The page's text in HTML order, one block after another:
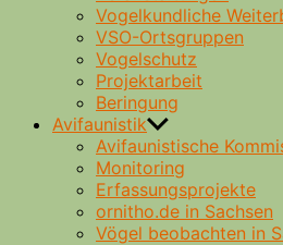
Vogelkundliche
VSO-Ortsgruppen
Vogelschutz
Projektarbeit
Beringung
Avifaunistik
Avifaunistische
Monitoring
Erfassungsprojekte
ornitho.de in Sachsen
Vögel beobachten in